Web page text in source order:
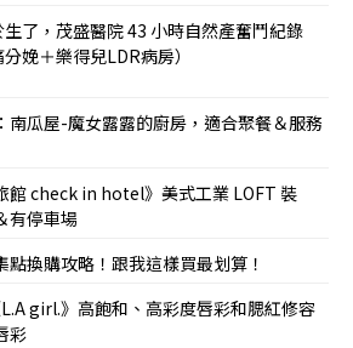
了，茂盛醫院 43 小時自然產奮鬥紀錄
分娩＋樂得兒LDR病房）
南瓜屋-魔女露露的廚房，適合聚餐＆服務
館 check in hotel》美式工業 LOFT 裝
有停車場
換購攻略！跟我這樣買最划算！
girl.》高飽和、高彩度唇彩和腮紅修容
彩